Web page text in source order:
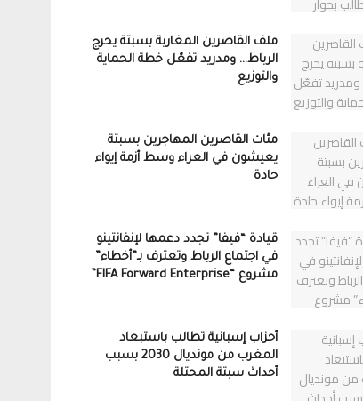
ملف القاصرين المغاربة بسبتة يحرج
الرباط… ومدريد تفعّل خطة الحماية
والتوزيع
مئات القاصرين المهاجرين بسبتة
يعيشون في العراء وسط أزمة إيواء
حادة
قيادة “فيفا” تجدد دعمها لإنفانتينو
في اجتماع الرباط وتعترف بـ”أخطاء”
مشروع “FIFA Forward Enterprise”
أحزاب إسبانية تطالب باستبعاد
المغرب من مونديال 2030 بسبب
أحداث سبتة المحتلة